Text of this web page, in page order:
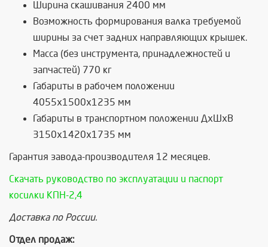
Ширина скашивания 2400 мм
Возможность формирования валка требуемой
ширины за счет задних направляющих крышек.
Масса (без инструмента, принадлежностей и
запчастей) 770 кг
Габариты в рабочем положении
4055х1500х1235 мм
Габариты в транспортном положении ДхШхВ
3150х1420х1735 мм
Гарантия завода-производителя 12 месяцев.
Скачать руководство по эксплуатации и паспорт
косилки КПН-2,4
Доставка по России.
Отдел продаж: